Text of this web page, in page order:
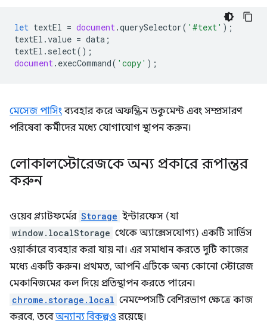
let textEl = document.querySelector( '#text' );
textEl .value = data ;
textEl . select();
document. execCommand( 'copy' );
মেসেজ পাসিংব্যবহার করে অফস্ক্রিন ডকুমেন্ট এবং সম্প্রসারণ
পরিষেবা কর্মীদের মধ্যে যোগাযোগ স্থাপন করুন।
লোকালস্টোরেজকে অন্য প্রকারে রূপান্তর
করুন
ওয়েব প্ল্যাটফর্মের Storage ইন্টারফেস (যা
window.localStorage থেকে অ্যাক্সেসযোগ্য) একটি সার্ভিস
ওয়ার্কারে ব্যবহার করা যায় না। এর সমাধান করতে দুটি কাজের
মধ্যে একটি করুন। প্রথমত, আপনি এটিকে অন্য কোনো স্টোরেজ
মেকানিজমের কল দিয়ে প্রতিস্থাপন করতে পারেন।
chrome.storage.local নেমস্পেসটি বেশিরভাগ ক্ষেত্রে কাজ
করবে, তবেঅন্যান্য বিকল্পও রয়েছে।